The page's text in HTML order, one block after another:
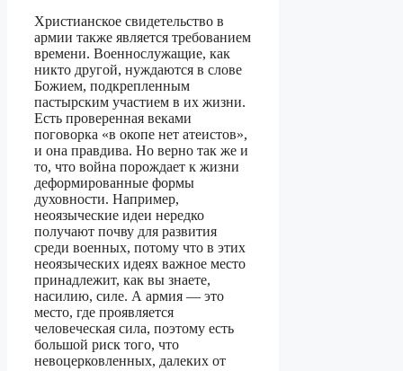
Христианское свидетельство в
армии также является требованием
времени. Военнослужащие, как
никто другой, нуждаются в слове
Божием, подкрепленным
пастырским участием в их жизни.
Есть проверенная веками
поговорка «в окопе нет атеистов»,
и она правдива. Но верно так же и
то, что война порождает к жизни
деформированные формы
духовности. Например,
неоязыческие идеи нередко
получают почву для развития
среди военных, потому что в этих
неоязыческих идеях важное место
принадлежит, как вы знаете,
насилию, силе. А армия — это
место, где проявляется
человеческая сила, поэтому есть
большой риск того, что
невоцерковленных, далеких от